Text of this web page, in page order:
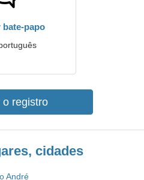
bate-papo
o registro
cidades
André